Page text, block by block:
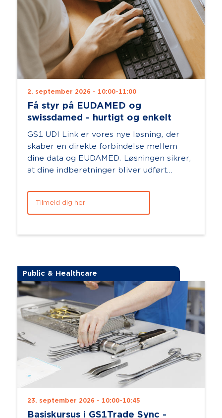
2. september 2026 - 10:00-11:00
Få styr på EUDAMED og
swissdamed - hurtigt og enkelt
GS1 UDI Link er vores nye løsning, der
skaber en direkte forbindelse mellem
dine data og EUDAMED. Løsningen sikrer,
at dine indberetninger bliver udført
Tilmeld dig her
Public & Healthcare
23. september 2026 - 10:00-10:45
Basiskursus i GS1Trade Sync -